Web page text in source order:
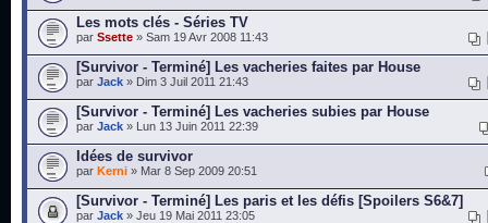
Les mots clés - Séries TV
par Ssette » Sam 19 Avr 2008 11:43
[Survivor - Terminé] Les vacheries faites par House
par Jack » Dim 3 Juil 2011 21:43
[Survivor - Terminé] Les vacheries subies par House
par Jack » Lun 13 Juin 2011 22:39
Idées de survivor
par Kerni » Mar 8 Sep 2009 20:51
[Survivor - Terminé] Les paris et les défis [Spoilers S6&7]
par Jack » Jeu 19 Mai 2011 23:05